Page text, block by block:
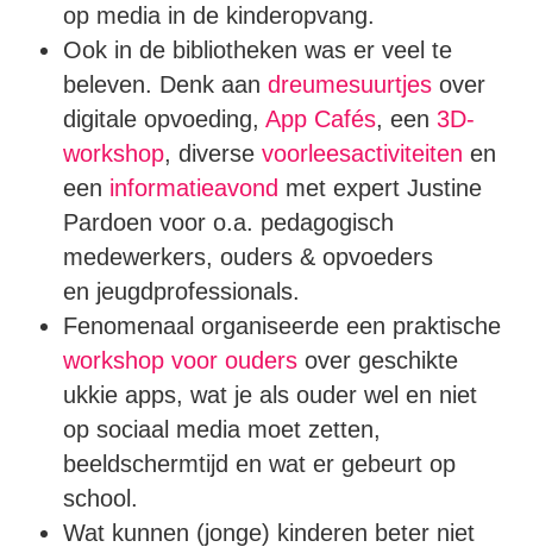
op media in de kinderopvang.
Ook in de bibliotheken was er veel te
beleven. Denk aan dreumesuurtjesover
digitale opvoeding, App Cafés, een 3D-
workshop, diverse voorleesactiviteiten en
een informatieavond met expert Justine
Pardoen voor o.a. pedagogisch
medewerkers, ouders & opvoeders
en jeugdprofessionals.
Fenomenaal organiseerde een praktische
workshop voor oudersover geschikte
ukkie apps, wat je als ouder wel en niet
op sociaal media moet zetten,
beeldschermtijd en wat er gebeurt op
school.
Wat kunnen (jonge) kinderen beter niet